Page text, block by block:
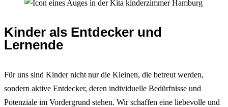
Kinder als Entdecker und
Lernende
Für uns sind Kinder nicht nur die Kleinen, die betreut werden,
sondern aktive Entdecker, deren individuelle Bedürfnisse und
Potenziale im Vordergrund stehen. Wir schaffen eine liebevolle und